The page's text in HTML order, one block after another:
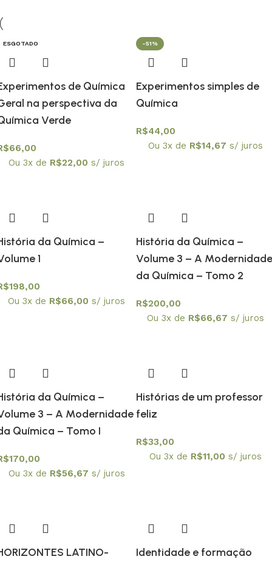
de Química
na perspectiva da
Verde
66,00
Ou 3x de R$22,00 s/ juros
Experimentos simples de
Química
R$44,00
Ou 3x de R$14,67 s/ juros
ESGOTADO
da Química –
1
198,00
Ou 3x de R$66,00 s/ juros
História da Química –
Volume 3 – A Modernidade
da Química – Tomo 2
R$200,00
Ou 3x de R$66,67 s/ juros
da Química –
3 – A Modernidade
Química – Tomo I
170,00
Ou 3x de R$56,67 s/ juros
Histórias de um professor
feliz
R$33,00
Ou 3x de R$11,00 s/ juros
LATINO-
-51%
Identidade e formação
ESGOTADO